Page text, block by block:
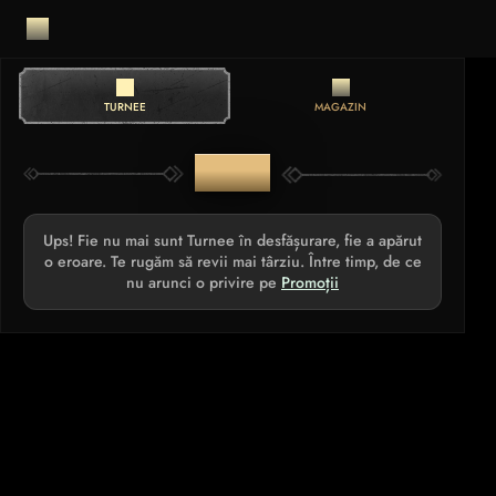
TURNEE MAGAZIN
TURNEE
Ups! Fie nu mai sunt Turnee în desfășurare, fie a apărut
o eroare. Te rugăm să revii mai târziu. Între timp, de ce
nu arunci o privire pe Promoții